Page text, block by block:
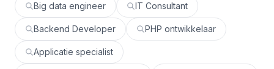
Big data engineer IT Consultant
Backend Developer PHP ontwikkelaar
Applicatie specialist